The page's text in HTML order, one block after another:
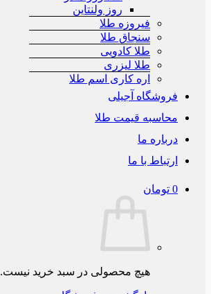
روز ولنتاین
فیروزه طلا
سنجاق طلا
طلا کادویی
طلا لیزری
اره کاری اسم طلا
فروشگاه آجیلی
محاسبه قیمت طلا
درباره ما
ارتباط با ما
0 تومان
هیچ محصولی در سبد خرید نیست.